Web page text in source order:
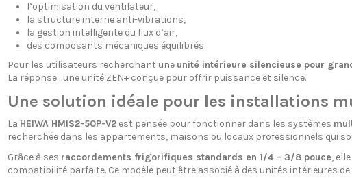
l’optimisation du ventilateur,
la structure interne anti-vibrations,
la gestion intelligente du flux d’air,
des composants mécaniques équilibrés.
Pour les utilisateurs recherchant une unité intérieure silencieuse pour
La réponse : une unité ZEN+ conçue pour offrir puissance et silence.
Une solution idéale pour les installations
La HEIWA HMIS2-50P-V2est pensée pour fonctionner dans les systèmes
recherchée dans les appartements, maisons ou locaux professionnels qui
Grâce à ses raccordements frigorifiques standards en 1/4 – 3/8 pouce,
compatibilité parfaite. Ce modèle peut être associé à des unités intérieures